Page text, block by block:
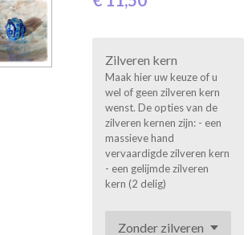
Zilveren kern
Maak hier uw keuze of u
wel of geen zilveren kern
wenst. De opties van de
zilveren kernen zijn: - een
massieve hand
vervaardigde zilveren kern
- een gelijmde zilveren
kern (2 delig)